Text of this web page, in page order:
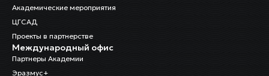
Академические мероприятия
ЦГСАД
Проекты в партнерстве
Международный офис
Партнеры Академии
Эразмус+